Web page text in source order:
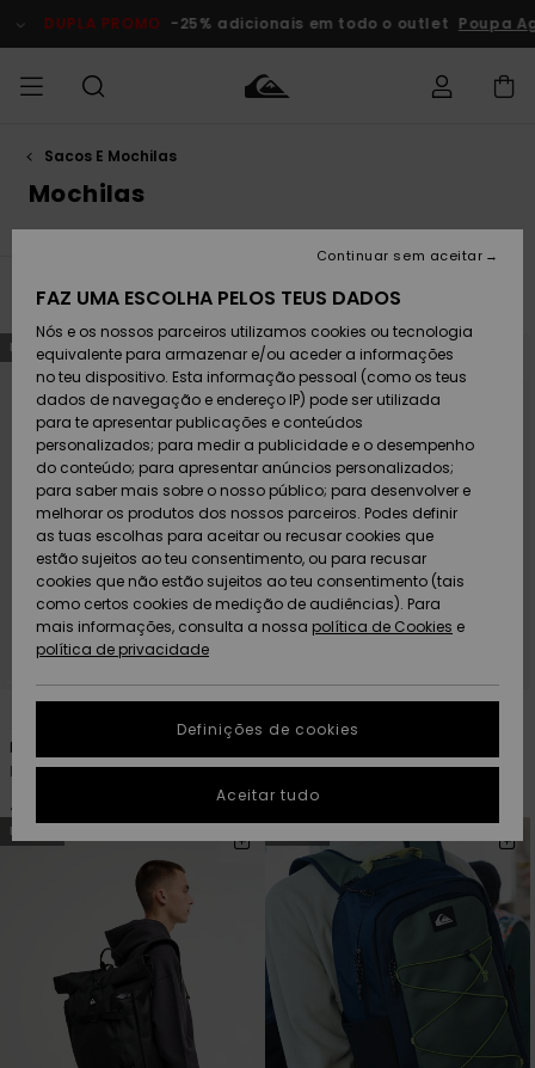
da
produtos
DUPLA PROMO -25% adicionais em todo o outlet Poupa Agora
HOMEM
Calçado e
chinelos
Surfe/água
Snow
Artigos
recém-
chegados
Coleções
MENINO
Calçado e
chinelos
Surfe/água
Neve
Artigos
recém-
chegados
Highlights
MULHER
chegados
Highlights
Snow
SURF
Crianças
Highlights
Community
SNOW
Artigos
Criança
Snow Shop
Feminino
Highlights
Community
DUPLA
PROMO
Criança
Outlet
Mulher
AJUDA
Devoluções
Pagamento
Cartão
presente
Quiksilver
Freedom
Protecção de
dados
Guia de
tamanhos
conversa para
obteres a
resposta mais
rápida à tua
respostas
SUSTAINABILITY
PRESENTE
Sacos E Mochilas
Mochilas
Filtrar e Ordenar
Avançar
para
procurar
critérios
filtragem
Avançar
para
ordenar
NOVO!
4
Hog Back 20L
Mochila média Preto Homem
45,00 €
NOVO!
3
Mochila grande Preto Homem
65,00 €
NOVO!
FAZ UMA ESCOLHA PELOS TEUS DADOS
Nós e os nossos parceiros utilizamos cookies ou tecnologia
equivalente para armazenar e/ou aceder a informações
no teu dispositivo. Esta informação pessoal (como os teus
dados de navegação e endereço IP) pode ser utilizada
para te apresentar publicações e conteúdos
personalizados; para medir a publicidade e o desempenho
do conteúdo; para apresentar anúncios personalizados;
para saber mais sobre o nosso público; para desenvolver e
melhorar os produtos dos nossos parceiros. Podes definir
as tuas escolhas para aceitar ou recusar cookies que
estão sujeitos ao teu consentimento, ou para recusar
cookies que não estão sujeitos ao teu consentimento (tais
como certos cookies de medição de audiências). Para
mais informações, consulta a nossa política de Cookies e
política de privacidade
Definições de cookies
Continuar sem aceitar
Aceitar tudo